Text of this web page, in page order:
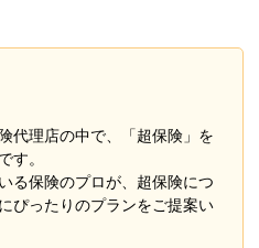
代理店の中で、「超保険」を
す。
る保険のプロが、超保険につ
ぴったりのプランをご提案い